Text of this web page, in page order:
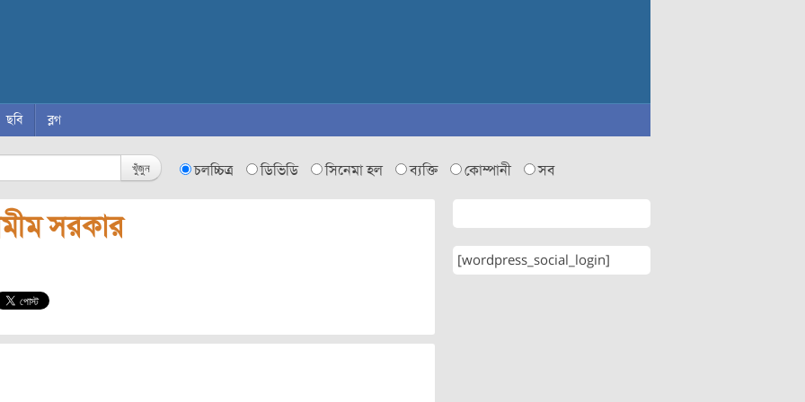
ছবি ব্লগ
খুঁজুন চলচ্চিত্র ডিভিডি সিনেমা হল ব্যক্তি কোম্পানী সব
সরকার
[wordpress_social_login]